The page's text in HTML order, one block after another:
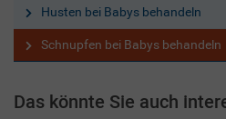
Husten bei Babys behandeln
Schnupfen bei Babys behandeln
Das könnte Sie auch